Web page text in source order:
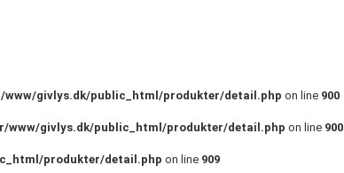
www/givlys.dk/public_html/produkter/detail.php on line 900
www/givlys.dk/public_html/produkter/detail.php on line 900
produkter/detail.php on line 909